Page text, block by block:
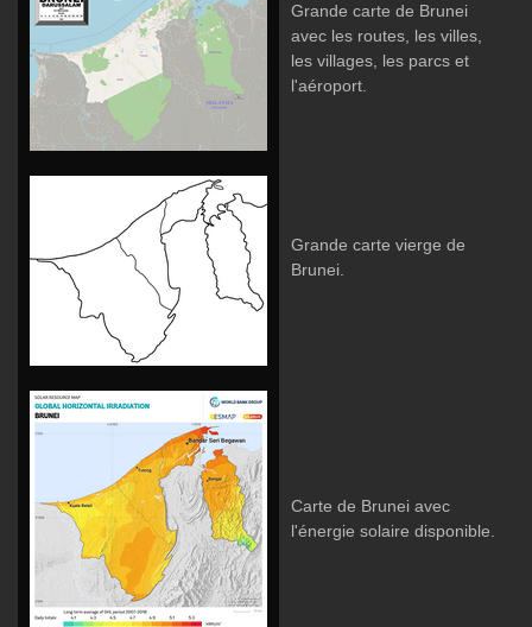
Grande carte de Brunei
avec les routes, les villes,
les villages, les parcs et
l'aéroport.
Grande carte vierge de
Brunei.
Carte de Brunei avec
l'énergie solaire disponible.